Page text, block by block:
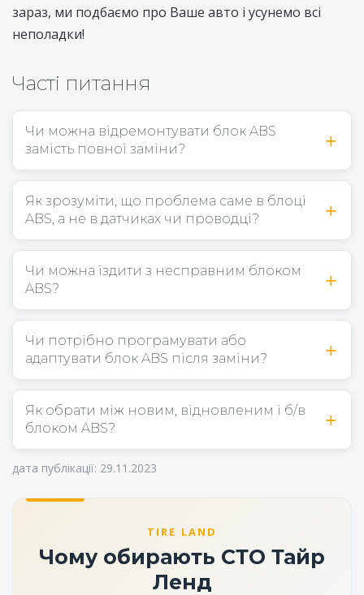
зараз, ми подбаємо про Ваше авто і усунемо всі
неполадки!
Часті питання
Чи можна відремонтувати блок ABS
замість повної заміни?
Як зрозуміти, що проблема саме в блоці
ABS, а не в датчиках чи проводці?
Чи можна їздити з несправним блоком
ABS?
Чи потрібно програмувати або
адаптувати блок ABS після заміни?
Як обрати між новим, відновленим і б/в
блоком ABS?
дата публікації: 29.11.2023
TIRE LAND
Чому обирають СТО Тайр
Ленд